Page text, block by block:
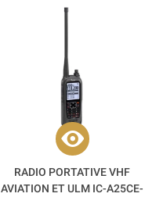
RADIO PORTATIVE VHF
AVIATION ET ULM IC-A25CE-